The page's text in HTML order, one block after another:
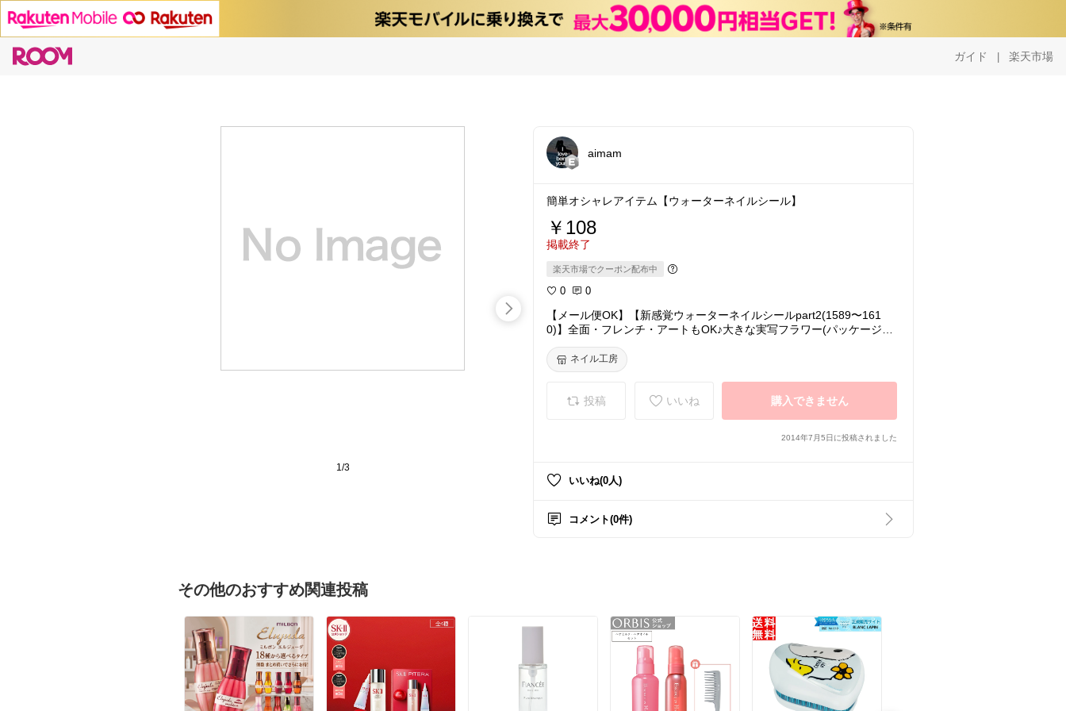
ガイド | 楽天市場
1/3
aimam
簡単オシャレアイテム【ウォーターネイルシール】
￥108
掲載終了
楽天市場でクーポン配布中
0 0
【メール便OK】【新感覚ウォーターネイルシールpart2(1589〜161
0)】全面・フレンチ・アートもOK♪大きな実写フラワー(パッケージな
みOKネイル工房
投稿 いいね 購入できません
2014年7月5日に投稿されました
いいね(0人)
コメント(0件)
その他のおすすめ関連投稿